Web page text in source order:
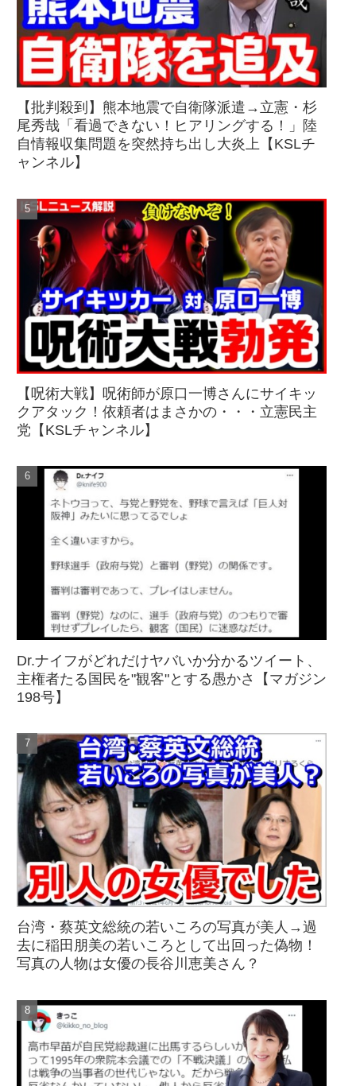
【批判殺到】熊本地震で自衛隊派遣→立憲・杉
尾秀哉「看過できない！ヒアリングする！」陸
自情報収集問題を突然持ち出し大炎上【KSLチ
ャンネル】
【呪術大戦】呪術師が原口一博さんにサイキッ
クアタック！依頼者はまさかの・・・立憲民主
党【KSLチャンネル】
Dr.ナイフがどれだけヤバいか分かるツイート、
主権者たる国民を"観客"とする愚かさ【マガジン
198号】
台湾・蔡英文総統の若いころの写真が美人→過
去に稲田朋美の若いころとして出回った偽物！
写真の人物は女優の長谷川恵美さん？